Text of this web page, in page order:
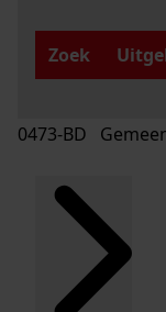
Zoek
0473-BD